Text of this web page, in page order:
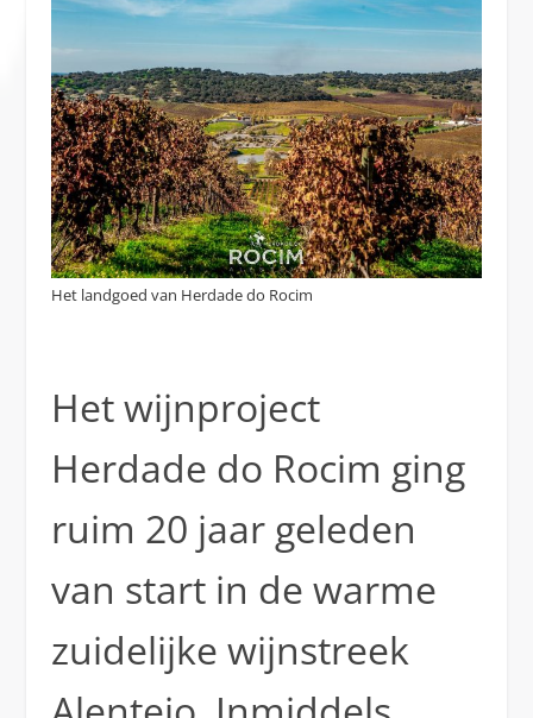
Het landgoed van Herdade do Rocim
Het wijnproject
Herdade do Rocim ging
ruim 20 jaar geleden
van start in de warme
zuidelijke wijnstreek